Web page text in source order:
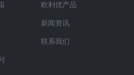
欧利优产品
新闻资讯
联系我们